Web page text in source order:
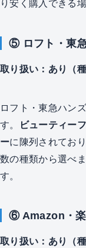
り安く購入できる
⑤ ロフト・東
取り扱い：あり（種
ロフト・東急ハン
す。
ビューティー
ーに陳列されてお
数の種類から選べ
す。
⑥ Amazon・楽
取り扱い：あり（